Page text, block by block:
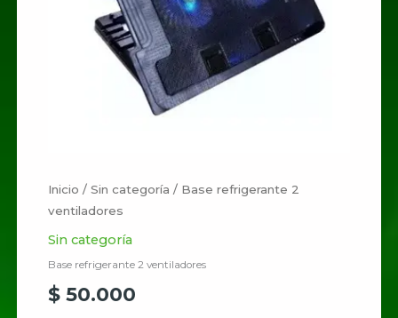
Inicio /Sin categoría / Base refrigerante 2
ventiladores
Sin categoría
Base refrigerante 2 ventiladores
$ 50.000